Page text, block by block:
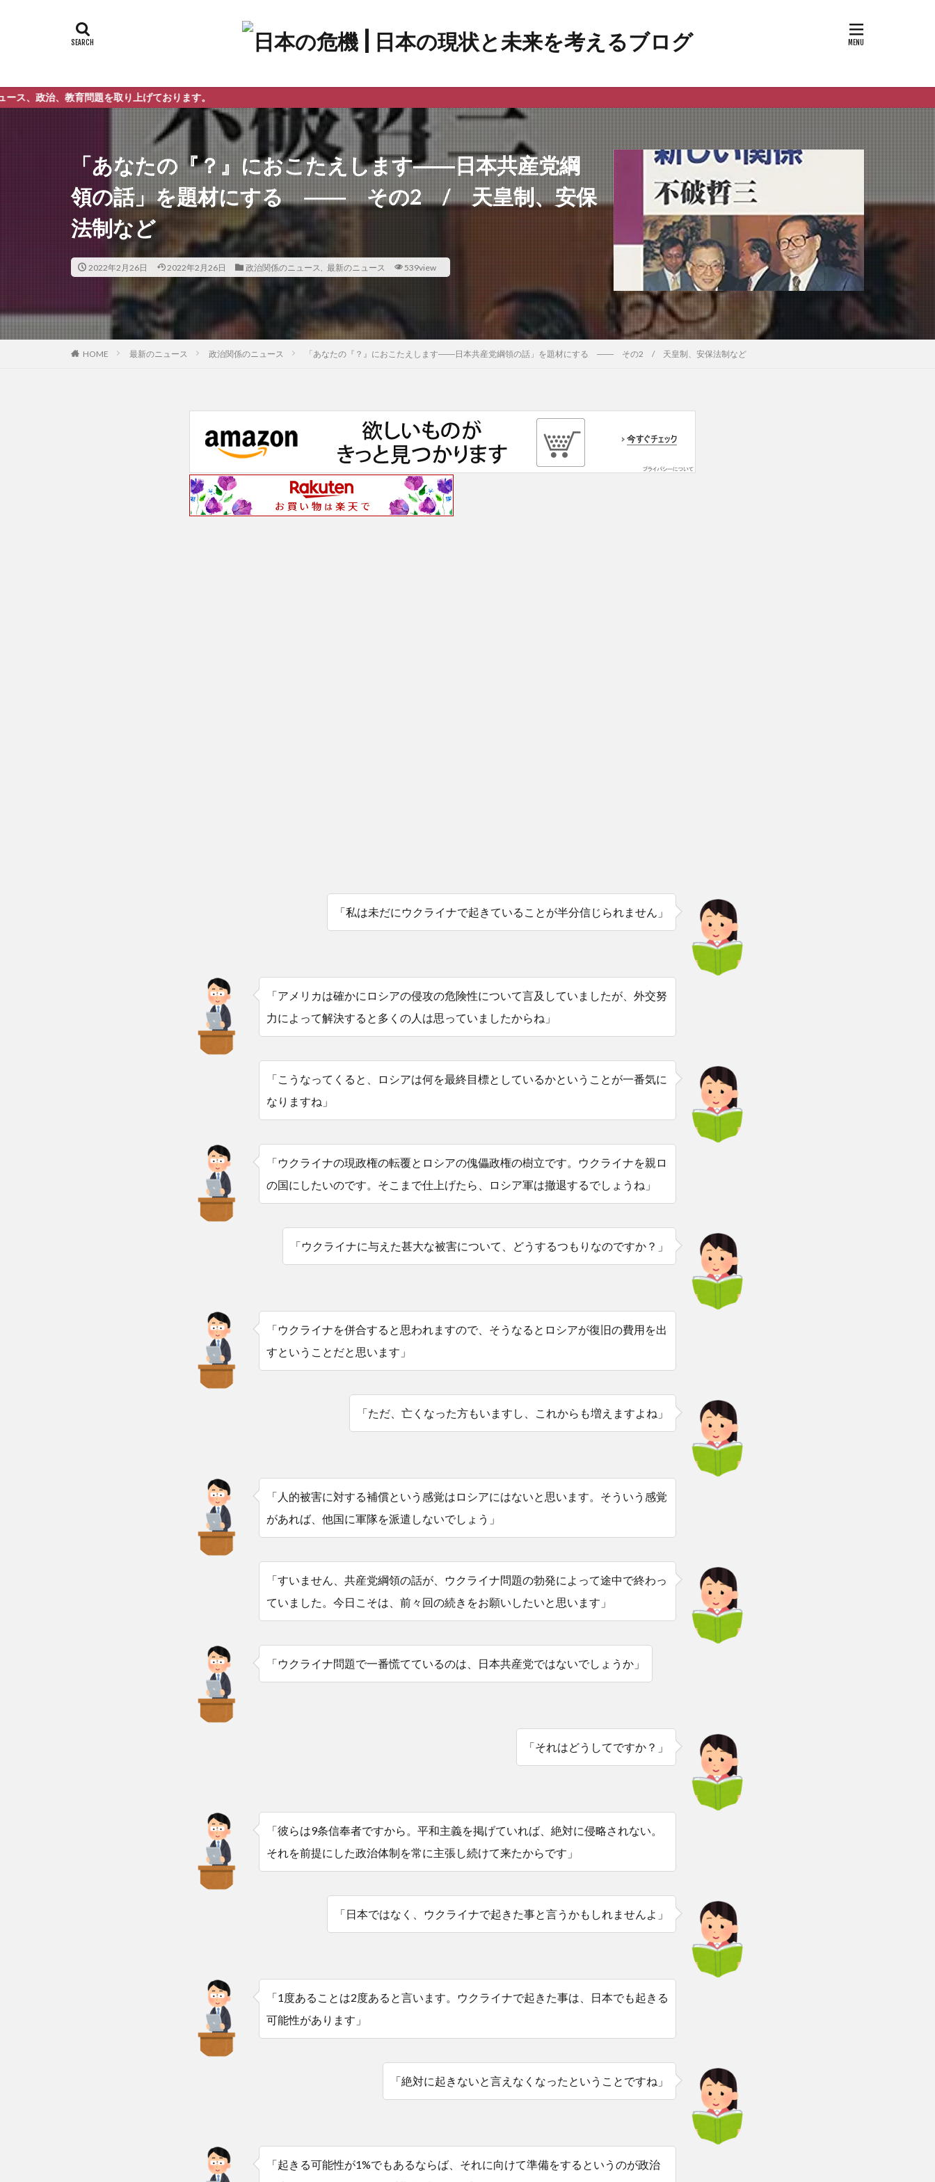
問題を取り上げております。
「あなたの『？』におこたえします――日本共産党綱
領の話」を題材にする ―― その2 / 天皇制、安保
法制など
2022年2月26日 2022年2月26日 政治関係のニュース 最新のニュース 539view
HOME 最新のニュース 政治関係のニュース 「あなたの『？』におこたえします――日本共産党綱領の話」を題材にする ―― その2 / 天皇制、安保法制など
「私は未だにウクライナで起きていることが半分信じられません」
「アメリカは確かにロシアの侵攻の危険性について言及していましたが、外交努
力によって解決すると多くの人は思っていましたからね」
「こうなってくると、ロシアは何を最終目標としているかということが一番気に
なりますね」
「ウクライナの現政権の転覆とロシアの傀儡政権の樹立です。ウクライナを親ロ
の国にしたいのです。そこまで仕上げたら、ロシア軍は撤退するでしょうね」
「ウクライナに与えた甚大な被害について、どうするつもりなのですか？」
「ウクライナを併合すると思われますので、そうなるとロシアが復旧の費用を出
すということだと思います」
「ただ、亡くなった方もいますし、これからも増えますよね」
「人的被害に対する補償という感覚はロシアにはないと思います。そういう感覚
があれば、他国に軍隊を派遣しないでしょう」
「すいません、共産党綱領の話が、ウクライナ問題の勃発によって途中で終わっ
ていました。今日こそは、前々回の続きをお願いしたいと思います」
「ウクライナ問題で一番慌てているのは、日本共産党ではないでしょうか」
「それはどうしてですか？」
「彼らは9条信奉者ですから。平和主義を掲げていれば、絶対に侵略されない。
それを前提にした政治体制を常に主張し続けて来たからです」
「日本ではなく、ウクライナで起きた事と言うかもしれませんよ」
「1度あることは2度あると言います。ウクライナで起きた事は、日本でも起きる
可能性があります」
「絶対に起きないと言えなくなったということですね」
「起きる可能性が1%でもあるならば、それに向けて準備をするというのが政治